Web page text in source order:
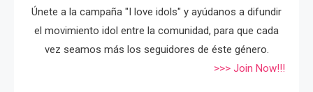
Únete a la campaña "I love idols" y ayúdanos a difundir
el movimiento idol entre la comunidad, para que cada
vez seamos más los seguidores de éste género.
>>> Join Now!!!